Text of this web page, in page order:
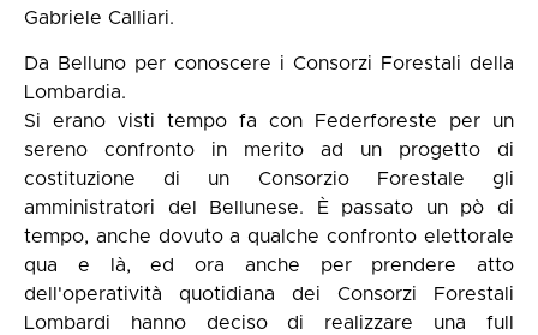
Gabriele Calliari.
Da Belluno per conoscere i Consorzi Forestali della
Lombardia.
Si erano visti tempo fa con Federforeste per un
sereno confronto in merito ad un progetto di
costituzione di un Consorzio Forestale gli
amministratori del Bellunese. È passato un pò di
tempo, anche dovuto a qualche confronto elettorale
qua e là, ed ora anche per prendere atto
dell'operatività quotidiana dei Consorzi Forestali
Lombardi hanno deciso di realizzare una full